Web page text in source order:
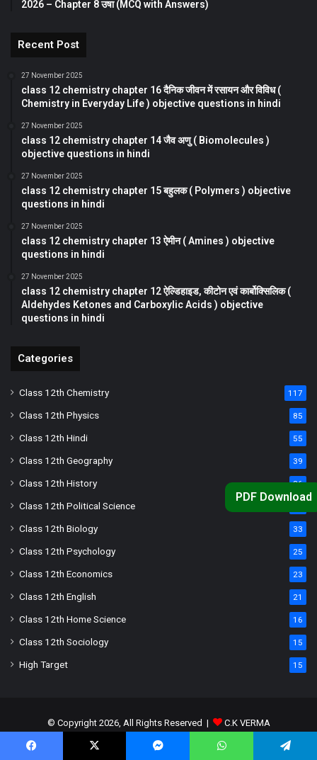
2026 – Chapter 8 उषा (MCQ with Answers)
Recent Post
27 November 2025
class 12 chemistry chapter 16 दैनिक जीवन में रसायन और विविध (
Chemistry in Everyday Life ) objective questions in hindi
27 November 2025
class 12 chemistry chapter 14 जैव अणु ( Biomolecules )
objective questions in hindi
27 November 2025
class 12 chemistry chapter 15 बहुलक ( Polymers ) objective
questions in hindi
27 November 2025
class 12 chemistry chapter 13 ऐमीन ( Amines ) objective
questions in hindi
27 November 2025
class 12 chemistry chapter 12 ऐल्डिहाइड, कीटोन एवं कार्बोक्सिलिक (
Aldehydes Ketones and Carboxylic Acids ) objective
questions in hindi
Categories
Class 12th Chemistry 117
Class 12th Physics 85
Class 12th Hindi 55
Class 12th Geography 39
Class 12th History 36
Class 12th Political Science
Class 12th Biology 33
Class 12th Psychology 25
Class 12th Economics 23
Class 12th English 21
Class 12th Home Science 16
Class 12th Sociology 15
High Target 15
© Copyright 2026, All Rights Reserved | C.K VERMA
PDF Download
Privacy Policy Terms and Conditions
Age Calculator